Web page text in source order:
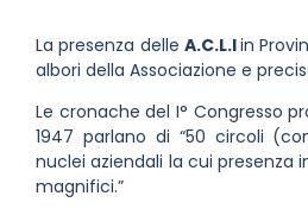
La presenza delle A.C.L.Iin
albori della Associazione e
Le cronache del I° Congresso
1947 parlano di “50 circoli
nuclei aziendali la cui presenza
magnifici.”